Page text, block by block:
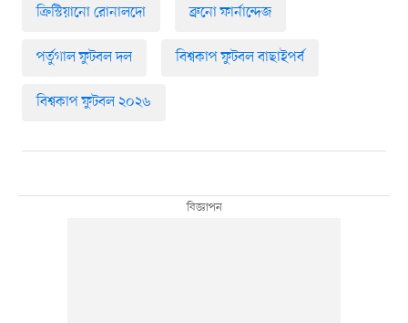
ক্রিস্টিয়ানো রোনালদো ব্রুনো ফার্নান্দেজ
পর্তুগাল ফুটবল দল বিশ্বকাপ ফুটবল বাছাইপর্ব
বিশ্বকাপ ফুটবল ২০২৬